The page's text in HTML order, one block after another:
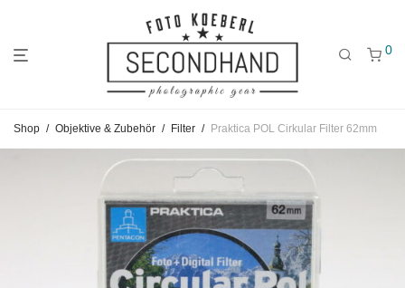
0
Shop / Objektive & Zubehör / Filter / Praktica POL Cirkular Filter 62mm